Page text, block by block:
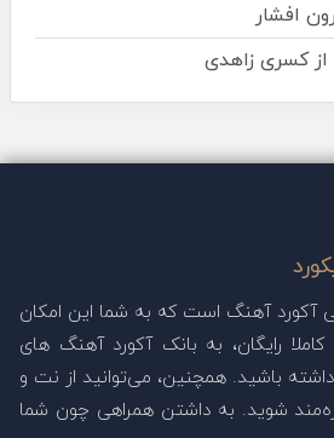
افشار
از کسری زاهدی
آکورد آهنگ است که به شما این امکان
رایگان، به بانک آکورد آهنگ های
باشید. همچنین، می‌توانید از نت و
شوید. به داشتن همراهی چون شما